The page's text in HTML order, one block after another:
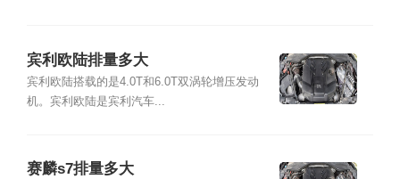
宾利欧陆排量多大
宾利欧陆搭载的是4.0T和6.0T双涡轮增压发动
机。宾利欧陆是宾利汽车...
赛麟s7排量多大